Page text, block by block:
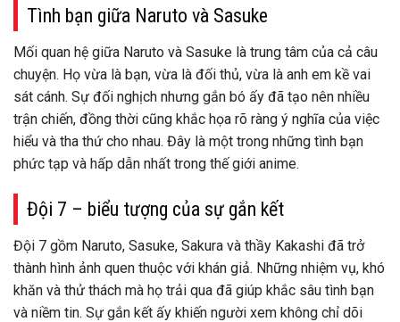
Tình bạn giữa Naruto và Sasuke
Mối quan hệ giữa Naruto và Sasuke là trung tâm của cả câu
chuyện. Họ vừa là bạn, vừa là đối thủ, vừa là anh em kề vai
sát cánh. Sự đối nghịch nhưng gắn bó ấy đã tạo nên nhiều
trận chiến, đồng thời cũng khắc họa rõ ràng ý nghĩa của việc
hiểu và tha thứ cho nhau. Đây là một trong những tình bạn
phức tạp và hấp dẫn nhất trong thế giới anime.
Đội 7 – biểu tượng của sự gắn kết
Đội 7 gồm Naruto, Sasuke, Sakura và thầy Kakashi đã trở
thành hình ảnh quen thuộc với khán giả. Những nhiệm vụ, khó
khăn và thử thách mà họ trải qua đã giúp khắc sâu tình bạn
và niềm tin. Sự gắn kết ấy khiến người xem không chỉ dõi